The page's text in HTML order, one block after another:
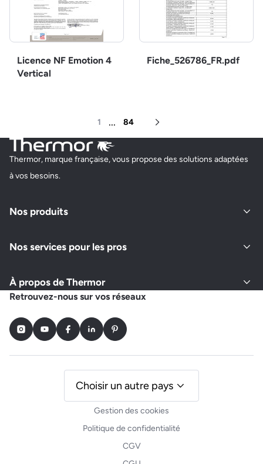
Licence NF Emotion 4
Vertical
Fiche_526786_FR.pdf
1 ... 84
Page suivante
Thermor, marque française, vous propose des solutions adaptées
à vos besoins.
Nos produits
Nos services pour les pros
À propos de Thermor
Retrouvez-nous sur vos réseaux
InstagramYoutubeFacebookLinkedInPinterest
Gestion des cookies
Politique de confidentialité
CGV
Choisir un autre pays